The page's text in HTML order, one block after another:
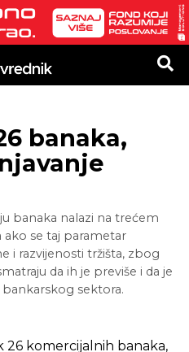
banaka,
banaka nalazi na trećem
ako se taj parametar
i razvijenosti tržišta, zbog
da ih je previše i da je
sektora.
26 komercijalnih banaka,